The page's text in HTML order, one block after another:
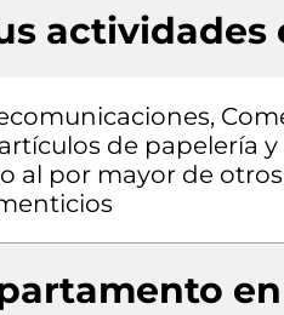
actividades
de papelería
al por mayor de